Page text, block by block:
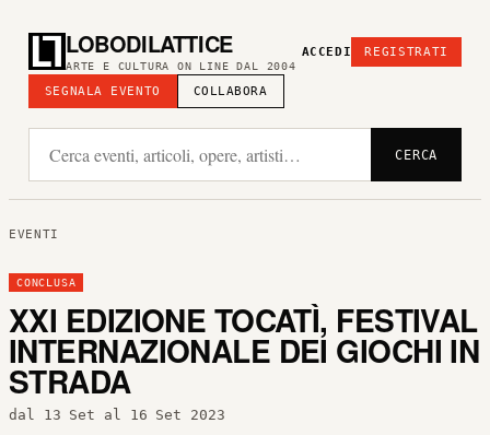
LOBODILATTICE
ARTE E CULTURA ON LINE DAL 2004
SEGNALA EVENTO COLLABORA
ACCEDI REGISTRATI
CERCA
EVENTI
CONCLUSA
XXI EDIZIONE TOCATÌ, FESTIVAL
INTERNAZIONALE DEI GIOCHI IN
STRADA
dal 13 Set al 16 Set 2023